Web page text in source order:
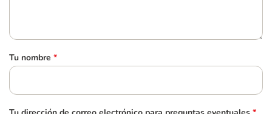
Tu nombre *